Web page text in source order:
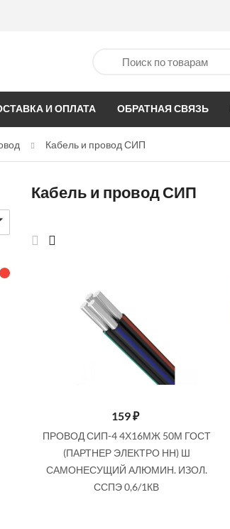
И ОПЛАТА ОБРАТНАЯ СВЯЗЬ
Кабель и провод СИП
Кабель и провод СИП
159₽
ПРОВОД СИП-4 4Х16МЖ 50М ГОСТ
(ПАРТНЕР ЭЛЕКТРО НН) Ш
САМОНЕСУЩИЙ АЛЮМИН. ИЗОЛ.
ССПЭ 0,6/1КВ